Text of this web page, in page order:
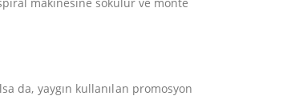
da, yaygın kullanılan promosyon